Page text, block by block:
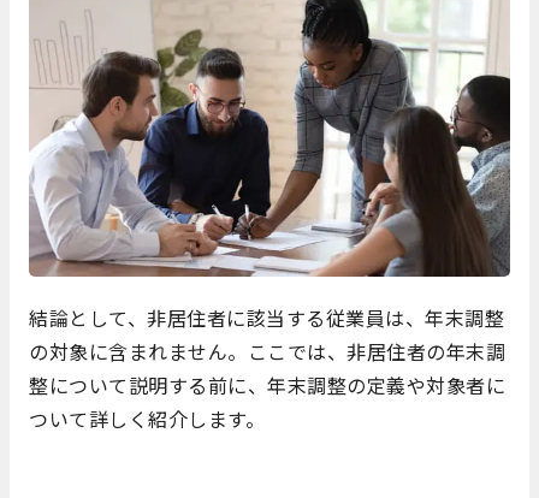
結論として、非居住者に該当する従業員は、年末調整
の対象に含まれません。ここでは、非居住者の年末調
整について説明する前に、年末調整の定義や対象者に
ついて詳しく紹介します。